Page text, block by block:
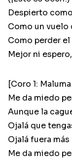
Despierto
Como un vuelo
Como perder
Mejor ni
[Coro 1:
Me da miedo
Aunque la
Ojalá que
Ojalá fuera
Me da miedo